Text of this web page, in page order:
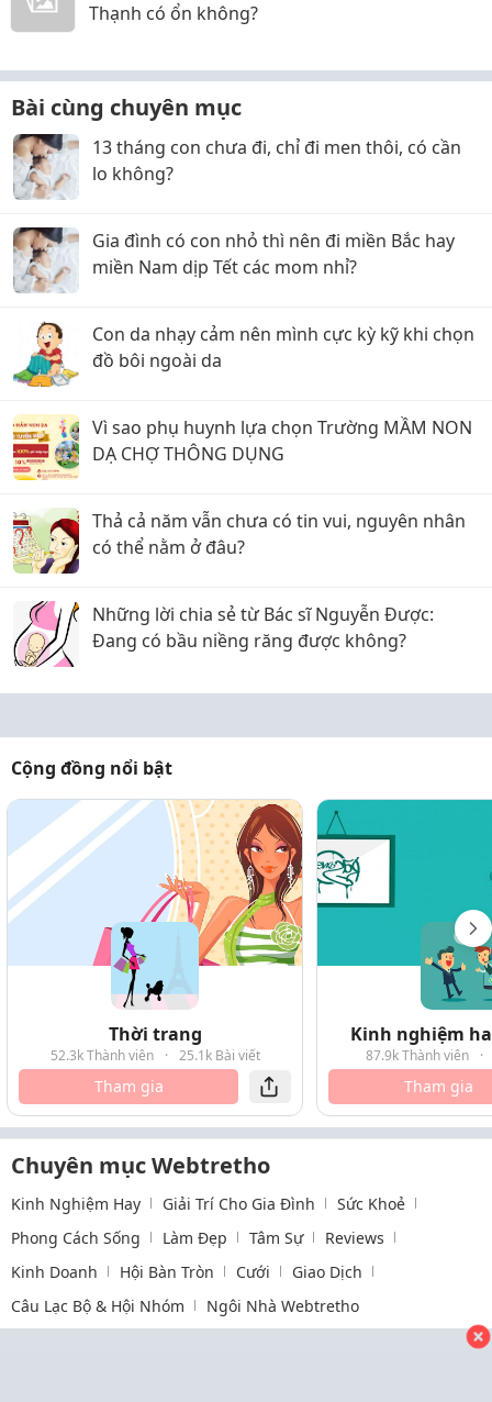
Thạnh có ổn không?
Bài cùng chuyên mục
13 tháng con chưa đi, chỉ đi men thôi, có cần
lo không?
Gia đình có con nhỏ thì nên đi miền Bắc hay
miền Nam dịp Tết các mom nhỉ?
Con da nhạy cảm nên mình cực kỳ kỹ khi chọn
đồ bôi ngoài da
Vì sao phụ huynh lựa chọn Trường MẦM NON
DẠ CHỢ THÔNG DỤNG
Thả cả năm vẫn chưa có tin vui, nguyên nhân
có thể nằm ở đâu?
Những lời chia sẻ từ Bác sĩ Nguyễn Được:
Đang có bầu niềng răng được không?
Cộng đồng nổi bật
Thời trang
52.3k Thành viên · 25.1k Bài viết
Tham gia
Kinh nghiệm
87.9k Thành viên ·
Tham gia
Chuyên mục Webtretho
Kinh Nghiệm Hay Giải Trí Cho Gia Đình
Sức Khoẻ
Phong Cách Sống
Làm Đẹp Tâm Sự
Reviews
Kinh Doanh
Hội Bàn Tròn Cưới
Giao Dịch
Câu Lạc Bộ & Hội Nhóm
Ngôi Nhà Webtretho